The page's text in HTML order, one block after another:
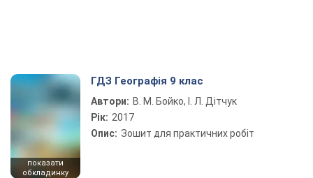
показати
обкладинку
ГДЗ Географія 9 клас
Автори: В. М. Бойко, І. Л. Дітчук
Рік: 2017
Опис: Зошит для практичних робіт